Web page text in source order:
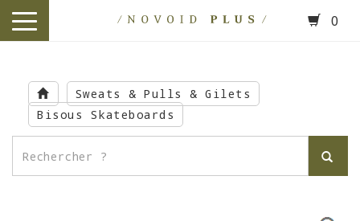
main
content
toggle
0
Sweats & Pulls & Gilets
Bisous Skateboards